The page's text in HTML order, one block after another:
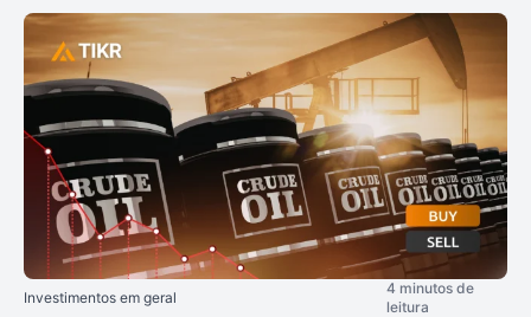
Investimentos em geral
4 minutos de
leitura